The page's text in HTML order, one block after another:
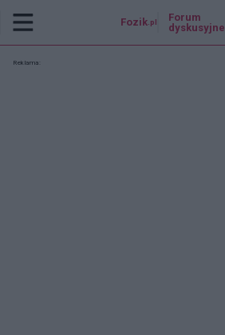
Fozik.pl
Forum
dyskusyjne
Reklama: